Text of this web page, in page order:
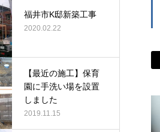
福井市K邸新築工事
2020.02.22
【最近の施工】保育
園に手洗い場を設置
しました
2019.11.15